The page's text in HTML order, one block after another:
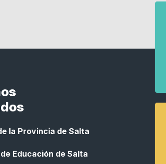
la Provincia de Salta
Educación de Salta